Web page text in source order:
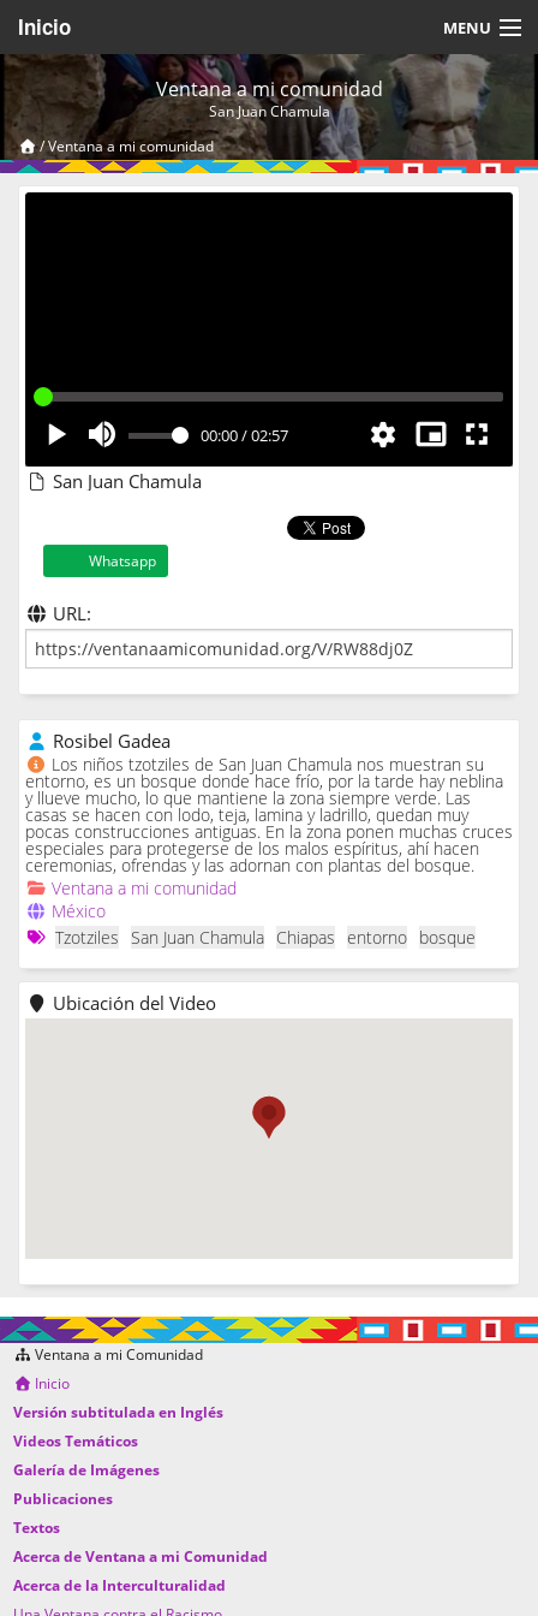
Inicio MENU
Acerca de
Videos Temáticos
Cerrar Sesión
Ventana a mi comunidad
San Juan Chamula
/Ventana a mi comunidad
00:00/02:57
San Juan Chamula
Whatsapp
URL:
Rosibel Gadea
Los niños tzotziles de San Juan Chamula nos muestran su
entorno, es un bosque donde hace frío, por la tarde hay neblina
y llueve mucho, lo que mantiene la zona siempre verde. Las
casas se hacen con lodo, teja, lamina y ladrillo, quedan muy
pocas construcciones antiguas. En la zona ponen muchas cruces
especiales para protegerse de los malos espíritus, ahí hacen
ceremonias, ofrendas y las adornan con plantas del bosque.
Ventana a mi comunidad
México
Tzotziles
San Juan Chamula Chiapas entorno bosque
Ubicación del Video
Ventana a mi Comunidad
Inicio
Versión subtitulada en Inglés
Videos Temáticos
Galería de Imágenes
Publicaciones
Textos
Acerca de Ventana a mi Comunidad
Acerca de la Interculturalidad